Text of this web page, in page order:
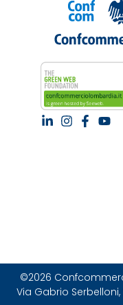
©2026
Via Gabrio Serbelloni,